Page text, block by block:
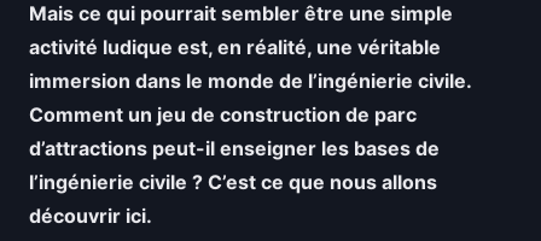
Mais ce qui pourrait sembler être une simple
activité ludique est, en réalité, une véritable
immersion dans le monde de l’ingénierie civile.
Comment un jeu de construction de parc
d’attractions peut-il enseigner les bases de
l’ingénierie civile ? C’est ce que nous allons
découvrir ici.